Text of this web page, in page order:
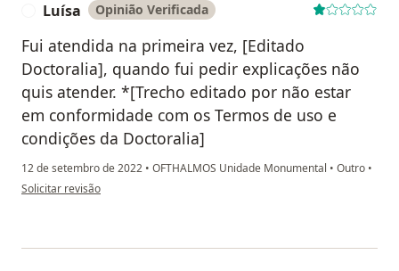
Luísa Opinião Verificada
Fui atendida na primeira vez, [Editado
Doctoralia], quando fui pedir explicações não
quis atender. *[Trecho editado por não estar
em conformidade com os Termos de uso e
condições da Doctoralia]
12 de setembro de 2022 • OFTHALMOS Unidade Monumental • Outro •
na opinião do utilizador Luísa
Solicitar revisão